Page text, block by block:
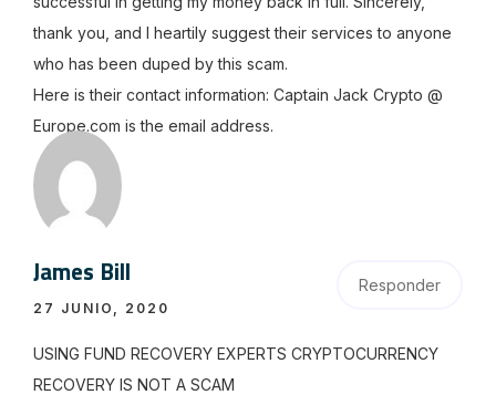
thank you, and I heartily suggest their services to anyone
who has been duped by this scam.
Here is their contact information: Captain Jack Crypto @
Europe.com is the email address.
James Bill
27 JUNIO, 2020
Responder
USING FUND RECOVERY EXPERTS CRYPTOCURRENCY
RECOVERY IS NOT A SCAM